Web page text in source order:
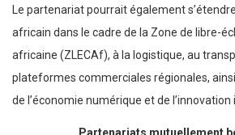
Le partenariat pourrait également
africain dans le cadre de la Zone de libre-
africaine (ZLECAf), à la logistique, au
plateformes commerciales régionales,
de l’économie numérique et de l’innovation